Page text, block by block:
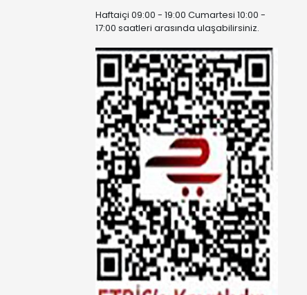
Haftaiçi 09:00 - 19:00 Cumartesi 10:00 -
17:00 saatleri arasında ulaşabilirsiniz.